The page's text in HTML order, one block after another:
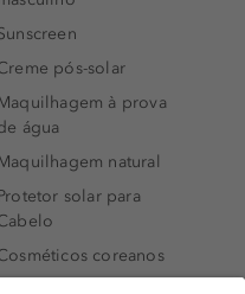
pós-solar
à prova
água
natural
solar para
coreanos